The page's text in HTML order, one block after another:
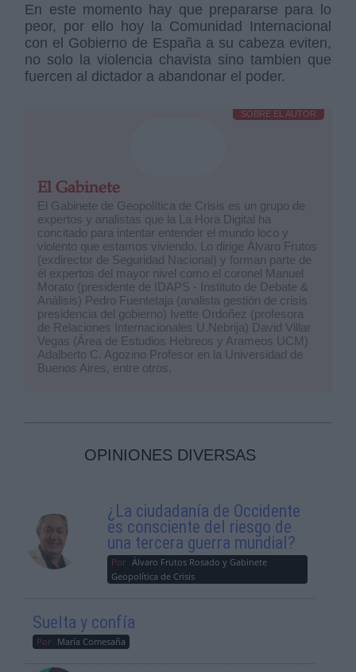
En este momento hay que prepararse para lo
peor, por ello hoy la Comunidad Internacional
con el Gobierno de España a su cabeza eviten,
no solo la violencia chavista sino tambien que
fuercen al dictador a abandonar el poder.
SOBRE EL AUTOR
El Gabinete
El Gabinete de Geopolítica de Crisis es un grupo de
expertos y analistas que la La Hora Digital ha
concitado para intentar entender el mundo loco y
violento que estamos viviendo. Lo dirige Álvaro Frutos
(exdirector de Seguridad Nacional) y forman parte de
él expertos del mayor nivel como el coronel Manuel
Morato (presidente de IDAPS - Instituto de Debate &
Análisis) Pedro Fuentetaja (analista gestión de crisis
presidencia del gobierno) Ivette Ordoñez (profesora
de Relaciones Internacionales U.Nebrija) David Villar
Vegas (Área de Estudios Hebreos y Arameos UCM)
Adalberto C. Agozino Profesor en la Universidad de
Buenos Aires, entre otros.
OPINIONES DIVERSAS
¿La ciudadanía de Occidente
es consciente del riesgo de
una tercera guerra mundial?
Por Álvaro Frutos Rosado y Gabinete
Geopolítica de Crisis
Suelta y confía
Por María Comesaña